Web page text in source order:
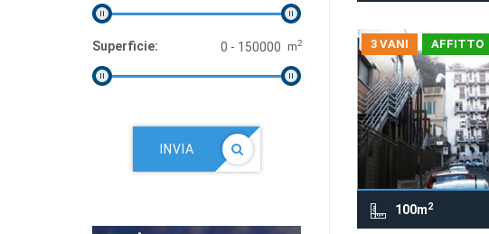
3 VANI AFFITTO
100m2
Superficie: m2
INVIA